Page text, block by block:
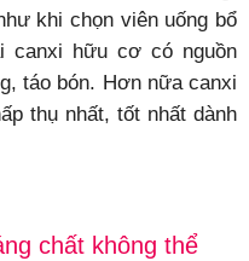
khi chọn viên uống bổ
canxi hữu cơ có nguồn
táo bón. Hơn nữa canxi
thụ nhất, tốt nhất dành
chất không thể